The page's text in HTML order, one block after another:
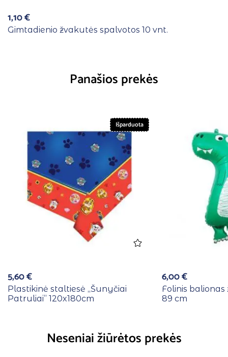
1,10€
Gimtadienio žvakutės spalvotos 10 vnt.
Panašios prekės
Išparduota
5,60€
Plastikinė staltiesė ,,Šunyčiai
Patruliai” 120x180cm
6,00€
Folinis balionas
89 cm
Neseniai žiūrėtos prekės